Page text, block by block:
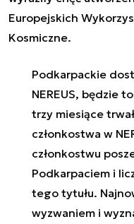
Europejskich
Kosmiczne.
Podkarpackie
NEREUS, będzie
trzy miesiące
członkostwa w
członkostwu
Podkarpaciem i
tego tytułu.
wyzwaniem i